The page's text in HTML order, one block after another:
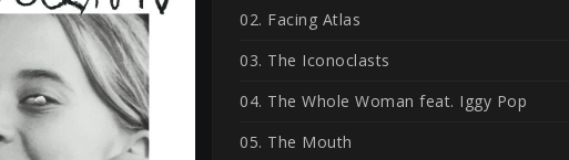
02. Facing Atlas
03. The Iconoclasts
04. The Whole Woman feat. Iggy Pop
05. The Mouth